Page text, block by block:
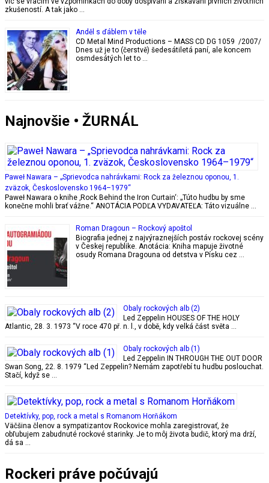
zkušeností. A tak jako …
Anděl s ďáblem v těle
CD Metal Mind Productions – MASS CD DG 1059 /2007/
Dnes už je to (čerstvě) šedesátiletá paní, ale koncem
osmdesátých let to …
Najnovšie • ŽURNÁL
Paweł Nawara – „Sprievodca nahrávkami: Rock za železnou oponou, 1.
zväzok, Československo 1964–1979“
Paweł Nawara o knihe ‚Rock Behind the Iron Curtain‘: „Túto hudbu by sme
konečne mohli brať vážne.“ ANOTÁCIA PODĽA VYDAVATEĽA: Táto vizuálne …
Roman Dragoun – Rockový apoštol
Biografia jednej z najvýraznejších postáv rockovej scény
v Českej republike. Anotácia: Kniha mapuje životné
osudy Romana Dragouna od detstva v Písku cez …
Obaly rockových alb (2)
Led Zeppelin HOUSES OF THE HOLY
Atlantic, 28. 3. 1973 “V roce 470 př. n. l., v době, kdy velká část světa …
Obaly rockových alb (1)
Led Zeppelin IN THROUGH THE OUT DOOR
Swan Song, 22. 8. 1979 “Led Zeppelin? Nemám zapotřebí tu hudbu poslouchat.
Stačí, když se …
Detektívky, pop, rock a metal s Romanom Horňákom
Väčšina členov a sympatizantov Rockovice mohla zaregistrovať, že
obľubujem zabudnuté rockové starinky. Je to môj života budič, ktorý ma drží,
dá sa …
Rockeri práve počúvajú